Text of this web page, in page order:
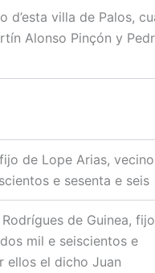
d’esta villa de Palos,
Alonso Pinçón y
de Lope Arias, vecino
e sesenta e seis
de Guinea, fijo
mil e seiscientos e
ellos el dicho Juan